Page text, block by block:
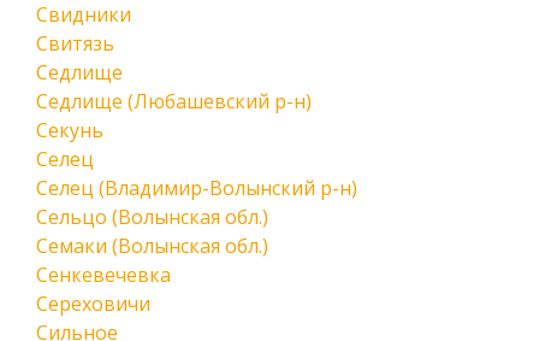
Свидники
Свитязь
Седлище
Седлище (Любашевский р-н)
Секунь
Селец
Селец (Владимир-Волынский р-н)
Сельцо (Волынская обл.)
Семаки (Волынская обл.)
Сенкевечевка
Сереховичи
Сильное